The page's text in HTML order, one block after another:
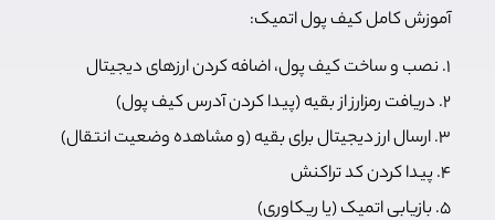
آموزش کامل کیف پول اتمیک:
۱. نصب و ساخت کیف پول، اضافه کردن ارزهای دیجیتال
۲. دریافت رمزارز از بقیه (پیدا کردن آدرس کیف پول)
۳. ارسال ارز دیجیتال برای بقیه (و مشاهده وضعیت انتقال)
۴. پیدا کردن کد تراکنش
۵. بازیابی اتمیک (یا ریکاوری)